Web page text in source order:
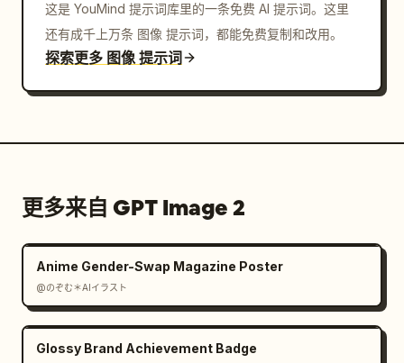
这是 YouMind 提示词库里的一条免费 AI 提示词。这里
还有成千上万条 图像 提示词，都能免费复制和改用。
探索更多 图像 提示词
更多来自 GPT Image 2
Anime Gender-Swap Magazine Poster
@のぞむ＊AIイラスト
Glossy Brand Achievement Badge